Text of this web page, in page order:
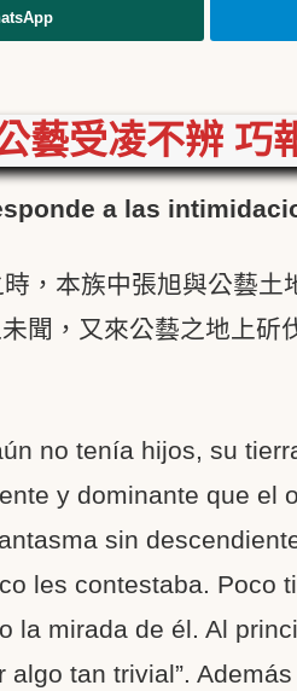
藝受凌不辨 巧
a las
，本族中張旭與公藝
聞，又來公藝之地上
no tenía hijos, su
y dominante que el
sin
les contestaba. Poco
la mirada de él. Al
algo tan trivial”.